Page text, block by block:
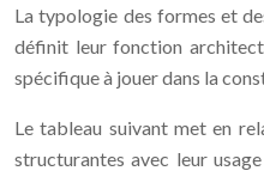
La typologie des formes et
définit leur fonction
spécifique à jouer dans la
Le tableau suivant met en
structurantes avec leur